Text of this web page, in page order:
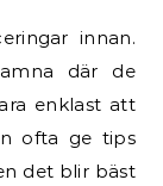
innan.
där de
enklast att
ofta ge tips
det blir bäst